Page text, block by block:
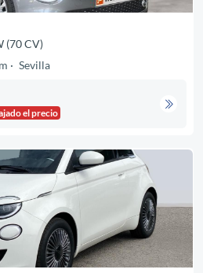
(70 CV)
Sevilla
el precio